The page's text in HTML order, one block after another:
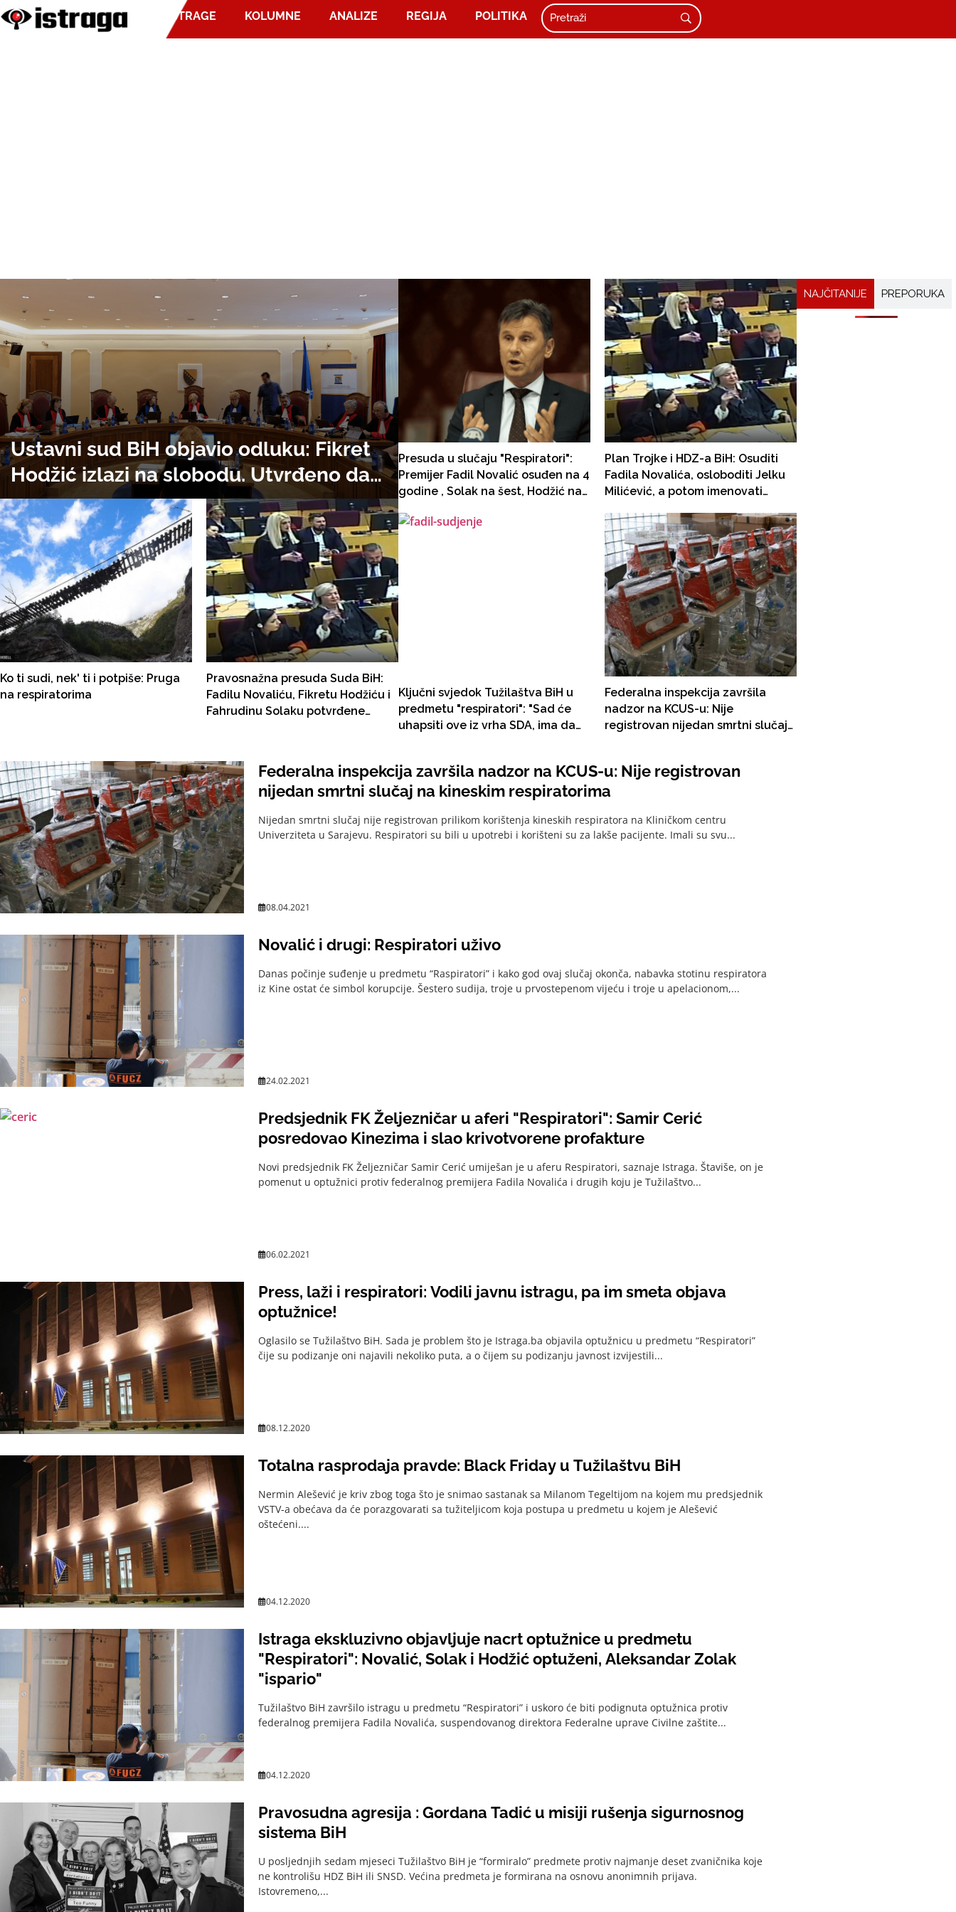
ISTRAGE KOLUMNE ANALIZE REGIJA POLITIKA
Ustavni sud BiH objavio odluku: Fikret
Hodžić izlazi na slobodu. Utvrđeno da
su Konaković, Nikšić i Radončić svojim
izjavama ugrozili ljudska prava
Novalića i Solaka. Sudija Mirsad Ćeman
izdvojio mišljenje jer misli da su svi
trebali biti oslobođeni!
Ko ti sudi, nek' ti i potpiše: Pruga
na respiratorima
Pravosnažna presuda Suda BiH:
Fadilu Novaliću, Fikretu Hodžiću i
Fahrudinu Solaku potvrđene
Presuda u slučaju "Respiratori":
Premijer Fadil Novalić osuđen na 4
godine , Solak na šest, Hodžić na
Milićević oslobođena
Plan Trojke i HDZ-a BiH: Osuditi
Fadila Novalića, osloboditi Jelku
Milićević, a potom imenovati
saglasnosti!
Ključni svjedok Tužilaštva BiH u
predmetu "respiratori": "Sad će
uhapsiti ove iz vrha SDA, ima da
Federalna inspekcija završila
nadzor na KCUS-u: Nije
registrovan nijedan smrtni slučaj
NAJČITANIJE PREPORUKA
Federalna inspekcija završila nadzor na KCUS-u: Nije registrovan
nijedan smrtni slučaj na kineskim respiratorima
Nijedan smrtni slučaj nije registrovan prilikom korištenja kineskih respiratora na Kliničkom centru
Univerziteta u Sarajevu. Respiratori su bili u upotrebi i korišteni su za lakše pacijente. Imali su svu...
08.04.2021
Novalić i drugi: Respiratori uživo
Danas počinje suđenje u predmetu “Raspiratori” i kako god ovaj slučaj okonča, nabavka stotinu respiratora
iz Kine ostat će simbol korupcije. Šestero sudija, troje u prvostepenom vijeću i troje u apelacionom,...
24.02.2021
Predsjednik FK Željezničar u aferi "Respiratori": Samir Cerić
posredovao Kinezima i slao krivotvorene profakture
Novi predsjednik FK Željezničar Samir Cerić umiješan je u aferu Respiratori, saznaje Istraga. Štaviše, on je
pomenut u optužnici protiv federalnog premijera Fadila Novalića i drugih koju je Tužilaštvo...
06.02.2021
Press, laži i respiratori: Vodili javnu istragu, pa im smeta objava
optužnice!
Oglasilo se Tužilaštvo BiH. Sada je problem što je Istraga.ba objavila optužnicu u predmetu “Respiratori”
čije su podizanje oni najavili nekoliko puta, a o čijem su podizanju javnost izvijestili...
08.12.2020
Totalna rasprodaja pravde: Black Friday u Tužilaštvu BiH
Nermin Alešević je kriv zbog toga što je snimao sastanak sa Milanom Tegeltijom na kojem mu predsjednik
VSTV-a obećava da će porazgovarati sa tužiteljicom koja postupa u predmetu u kojem je Alešević
oštećeni....
04.12.2020
Istraga ekskluzivno objavljuje nacrt optužnice u predmetu
"Respiratori": Novalić, Solak i Hodžić optuženi, Aleksandar Zolak
"ispario"
Tužilaštvo BiH završilo istragu u predmetu “Respiratori” i uskoro će biti podignuta optužnica protiv
federalnog premijera Fadila Novalića, suspendovanog direktora Federalne uprave Civilne zaštite...
04.12.2020
Pravosudna agresija : Gordana Tadić u misiji rušenja sigurnosnog
sistema BiH
U posljednjih sedam mjeseci Tužilaštvo BiH je “formiralo” predmete protiv najmanje deset zvaničnika koje
ne kontrolišu HDZ BiH ili SNSD. Većina predmeta je formirana na osnovu anonimnih prijava.
Istovremeno,...